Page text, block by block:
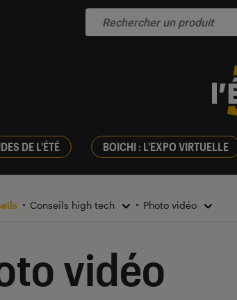
DE L'ÉTÉ BOICHI : L'EXPO VIRTUELLE
Conseils high tech Photo vidéo
vidéo